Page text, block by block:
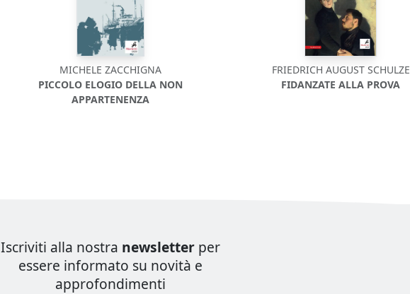
MICHELE ZACCHIGNA
PICCOLO ELOGIO DELLA NON
APPARTENENZA
FRIEDRICH AUGUST SCHULZE
FIDANZATE ALLA PROVA
Iscriviti alla nostra newsletter per
essere informato su novità e
approfondimenti